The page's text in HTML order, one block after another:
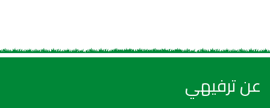
عن ترفيهي